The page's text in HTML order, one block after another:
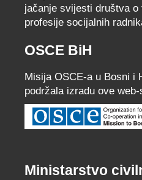
jačanje svijesti društva o
profesije socijalnih
OSCE BiH
Misija OSCE-a u Bosni i
podržala izradu ove
Ministarstvo